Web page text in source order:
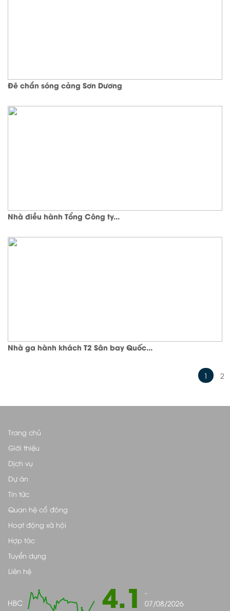
Đê chắn sóng cảng Sơn Dương
Nhà điều hành Tổng Công ty...
Nhà ga hành khách T2 Sân bay Quốc...
1 2
Trang chủ
Giới thiệu
Dịch vụ
Dự án
Tin tức
Quan hệ cổ đông
Hoạt động xã hội
Hợp tác
Tuyển dụng
Liên hệ
HBC 4.1
-
07/08/2026